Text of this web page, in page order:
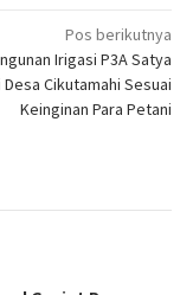
Pos berikutnya
Irigasi P3A Satya
Cikutamahi Sesuai
Keinginan Para Petani